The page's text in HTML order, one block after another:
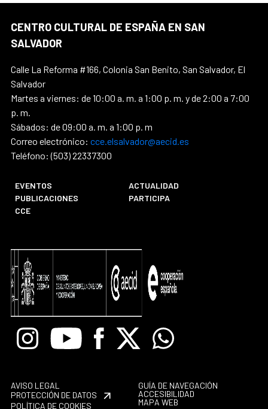
CENTRO CULTURAL DE ESPAÑA EN SAN
SALVADOR
Calle La Reforma #166, Colonia San Benito, San Salvador, El
Salvador
Martes a viernes: de 10:00 a. m. a 1:00 p. m. y de 2:00 a 7:00
p. m.
Sábados: de 09:00 a. m. a 1:00 p. m
Correo electrónico: cce.elsalvador@aecid.es
Teléfono: (503) 22337300
EVENTOS
ACTUALIDAD
PUBLICACIONES
PARTICIPA
CCE
InstagramYoutube Facebook
X Whatsapp
AVISO LEGAL
PROTECCIÓN DE DATOS
POLÍTICA DE COOKIES
GUÍA DE NAVEGACIÓN
ACCESIBILIDAD
MAPA WEB